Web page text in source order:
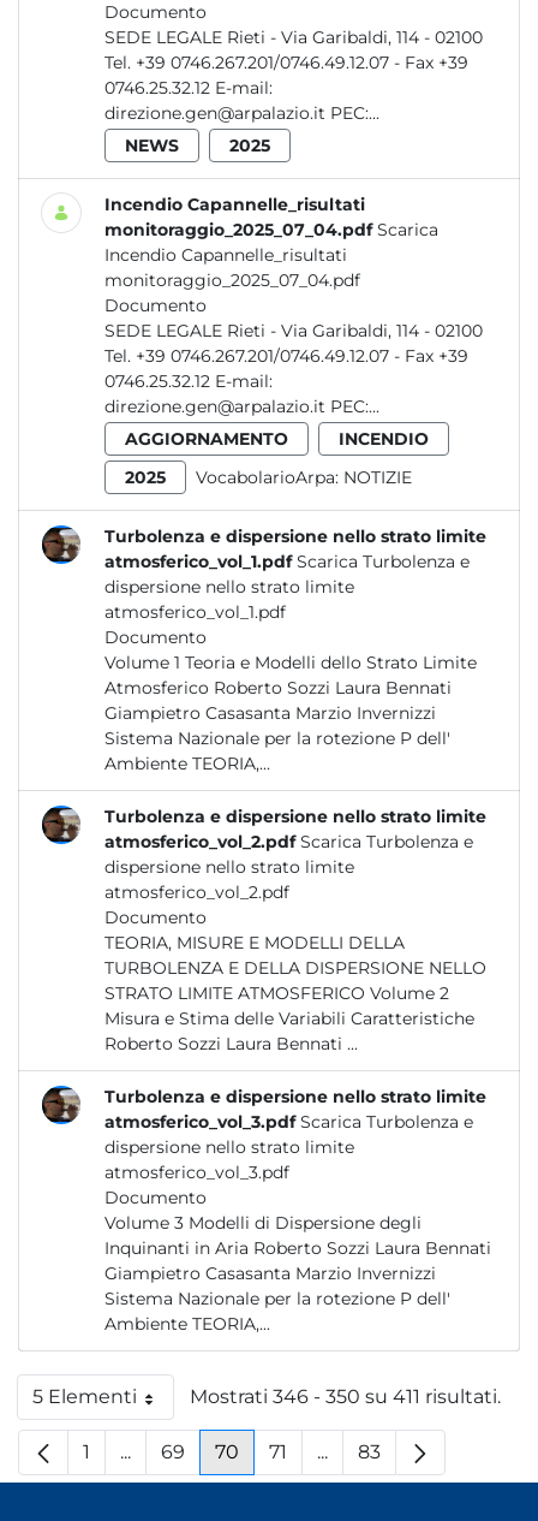
Documento
SEDE LEGALE Rieti - Via Garibaldi, 114 - 02100
Tel. +39 0746.267.201/0746.49.12.07 - Fax +39
0746.25.32.12 E-mail:
direzione.gen@arpalazio.it PEC:...
NEWS
2025
Incendio Capannelle_risultati
monitoraggio_2025_07_04.pdf Scarica
Incendio Capannelle_risultati
monitoraggio_2025_07_04.pdf
Documento
SEDE LEGALE Rieti - Via Garibaldi, 114 - 02100
Tel. +39 0746.267.201/0746.49.12.07 - Fax +39
0746.25.32.12 E-mail:
direzione.gen@arpalazio.it PEC:...
AGGIORNAMENTO
INCENDIO
2025
VocabolarioArpa: NOTIZIE
Turbolenza e dispersione nello strato limite
atmosferico_vol_1.pdf Scarica Turbolenza e
dispersione nello strato limite
atmosferico_vol_1.pdf
Documento
Volume 1 Teoria e Modelli dello Strato Limite
Atmosferico Roberto Sozzi Laura Bennati
Giampietro Casasanta Marzio Invernizzi
Sistema Nazionale per la rotezione P dell'
Ambiente TEORIA,...
Turbolenza e dispersione nello strato limite
atmosferico_vol_2.pdf Scarica Turbolenza e
dispersione nello strato limite
atmosferico_vol_2.pdf
Documento
TEORIA, MISURE E MODELLI DELLA
TURBOLENZA E DELLA DISPERSIONE NELLO
STRATO LIMITE ATMOSFERICO Volume 2
Misura e Stima delle Variabili Caratteristiche
Roberto Sozzi Laura Bennati ...
Turbolenza e dispersione nello strato limite
atmosferico_vol_3.pdf Scarica Turbolenza e
dispersione nello strato limite
atmosferico_vol_3.pdf
Documento
Volume 3 Modelli di Dispersione degli
Inquinanti in Aria Roberto Sozzi Laura Bennati
Giampietro Casasanta Marzio Invernizzi
Sistema Nazionale per la rotezione P dell'
Ambiente TEORIA,...
5 ElementiPer paginaMostrati 346 - 350 su 411 risultati.
Pagina
1 ...Pagine intermedie
Pagina
69 Pagina
70 Pagina
71 ...Pagine intermedie
Pagina
83